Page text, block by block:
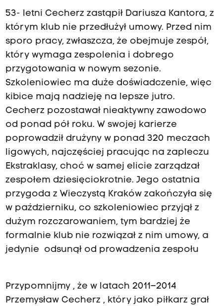
53- letni Cecherz zastąpił Dariusza Kantora, z
którym klub nie przedłużył umowy. Przed nim
sporo pracy, zwłaszcza, że obejmuje zespół,
który wymaga zespolenia i dobrego
przygotowania w nowym sezonie.
Szkoleniowiec ma duże doświadczenie, więc
kibice mają nadzieję na lepsze jutro.
Cecherz pozostawał nieaktywny zawodowo
od ponad pół roku. W swojej karierze
poprowadził drużyny w ponad 320 meczach
ligowych, najczęściej pracując na zapleczu
Ekstraklasy, choć w samej elicie zarządzał
zespołem dziesięciokrotnie. Jego ostatnia
przygoda z Wieczystą Kraków zakończyła się
w październiku, co szkoleniowiec przyjął z
dużym rozczarowaniem, tym bardziej że
formalnie klub nie rozwiązał z nim umowy, a
jedynie odsunął od prowadzenia zespołu
Przypomnijmy , że w latach 2011–2014
Przemysław Cecherz , który jako piłkarz grał